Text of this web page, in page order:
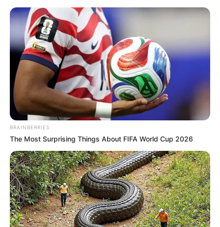
BRAINBERRIES
The Most Surprising Things About FIFA World Cup 2026